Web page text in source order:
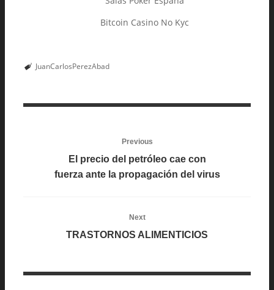
Bitcoin Casino No Kyc
JuanCarlosPerezAbad
Previous
El precio del petróleo cae con
fuerza ante la propagación del virus
Next
TRASTORNOS ALIMENTICIOS